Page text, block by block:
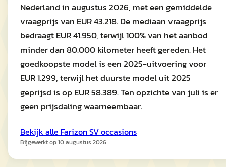
Nederland in augustus 2026, met een gemiddelde
vraagprijs van EUR 43.218. De mediaan vraagprijs
bedraagt EUR 41.950, terwijl 100% van het aanbod
minder dan 80.000 kilometer heeft gereden. Het
goedkoopste model is een 2025-uitvoering voor
EUR 1.299, terwijl het duurste model uit 2025
geprijsd is op EUR 58.389. Ten opzichte van juli is er
geen prijsdaling waarneembaar.
Bekijk alle FarizonSVoccasions
Bijgewerkt op10 augustus 2026